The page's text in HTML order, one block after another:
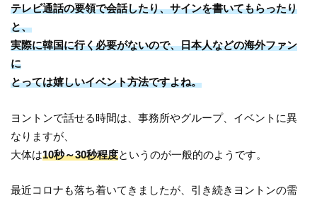
テレビ通話の要領で会話したり、サインを書いてもらったり
と、
実際に韓国に行く必要がないので、日本人などの海外ファン
に
とっては嬉しいイベント方法ですよね。
ヨントンで話せる時間は、事務所やグループ、イベントに異
なりますが、
大体は10秒～30秒程度というのが一般的のようです。
最近コロナも落ち着いてきましたが、引き続きヨントンの需